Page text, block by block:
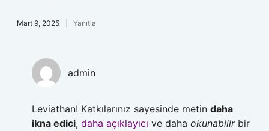
Mart 9, 2025 Yanıtla
admin
Leviathan! Katkılarınız sayesinde metin daha
ikna edici, daha açıklayıcı ve daha okunabilirbir